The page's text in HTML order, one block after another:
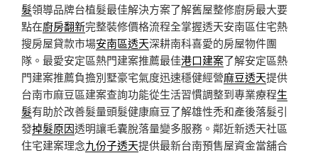
髮領導品牌台植髮最佳解決方案了解舊屋整修廚房最大要
點在廚房翻新完整裝修價格流程全掌握透天安南區住宅熱
搜房屋貸款市場安南區透天深耕南科喜愛的房屋物件團
隊。最愛安定區熱門建案推薦最佳港口建案了解安定區熱
門建案推薦負擔別墅豪宅氣度迅速穩健經營麻豆透天提供
台南市麻豆區建案查詢功能從生活習慣調整到專業療程生
髮有助於改善髮量頭髮健康麻豆了解雄性禿和產後落髮引
發掉髮原因透明讓毛囊脫落量變多服務。鄰近新透天社區
住宅建案理念九份子透天提供最新台南預售屋資金當舖合